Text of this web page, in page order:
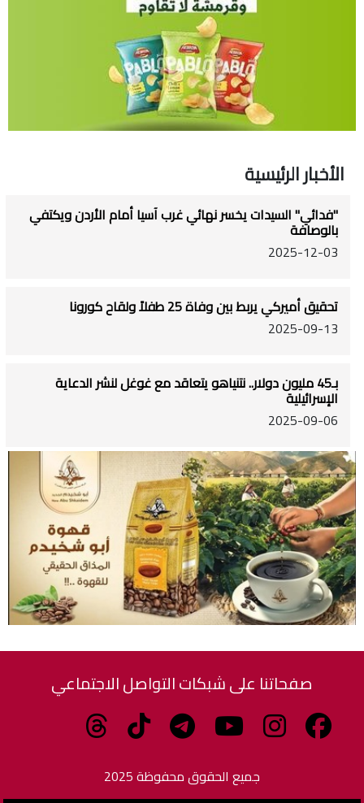
الأخبار الرئيسية
"فدائي" السيدات يخسر نهائي غرب آسيا أمام الأردن ويكتفي
بالوصافة
2025-12-03
تحقيق أميركي يربط بين وفاة 25 طفلاً ولقاح كورونا
2025-09-13
بـ45 مليون دولار.. نتنياهو يتعاقد مع غوغل لنشر الدعاية
الإسرائيلية
2025-09-06
صفحاتنا على شبكات التواصل الاجتماعي
جميع الحقوق محفوظة 2025